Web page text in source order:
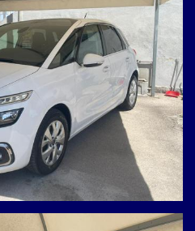
al volante
meccanicamente affidabile
spazio e connettività.
soccorso stradale 24h in tutta